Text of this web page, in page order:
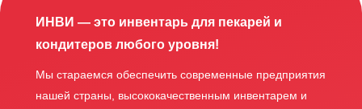
ИНВИ — это инвентарь для пекарей и
кондитеров любого уровня!
Мы стараемся обеспечить современные предприятия
нашей страны, высококачественным инвентарем и